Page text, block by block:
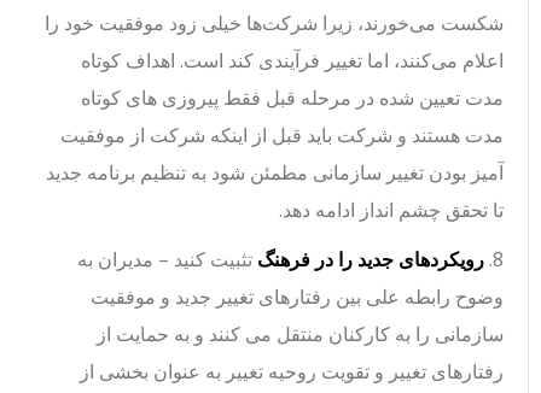
شکست می‌خورند، زیرا شرکت‌ها خیلی زود موفقیت خود را
اعلام می‌کنند، اما تغییر فرآیندی کند است. اهداف کوتاه
مدت تعیین شده در مرحله قبل فقط پیروزی های کوتاه
مدت هستند و شرکت باید قبل از اینکه شرکت از موفقیت
آمیز بودن تغییر سازمانی مطمئن شود به تنظیم برنامه جدید
تا تحقق چشم انداز ادامه دهد.
رویکردهای جدید را در فرهنگتثبیت کنید – مدیران به
وضوح رابطه علی بین رفتارهای تغییر جدید و موفقیت
سازمانی را به کارکنان منتقل می کنند و به حمایت از
رفتارهای تغییر و تقویت روحیه تغییر به عنوان بخشی از